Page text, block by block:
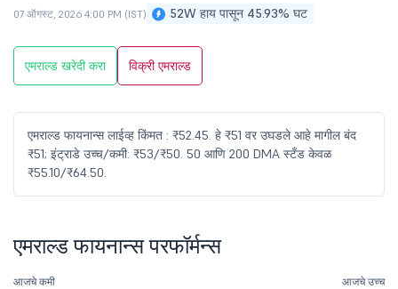
52W हाय पासून 45.93% घट
07 ऑगस्ट, 2026 4:00 PM (IST)
एमराल्ड खरेदी करा विक्री एमराल्ड
एमराल्ड फायनान्स लाईव्ह किंमत : ₹52.45. हे ₹51 वर उघडले आहे मागील बंद
₹51; इंट्राडे उच्च/कमी: ₹53/₹50. 50 आणि 200 DMA स्टँड केवळ
₹55.10/₹64.50.
एमराल्ड फायनान्स परफॉर्मन्स
आजचे कमी आजचे उच्च